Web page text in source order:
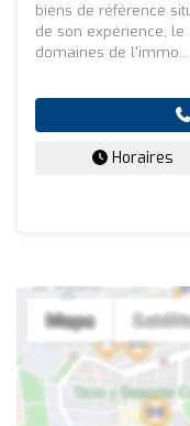
biens de référence
de son expérience,
domaines de l'immo...
Horaires